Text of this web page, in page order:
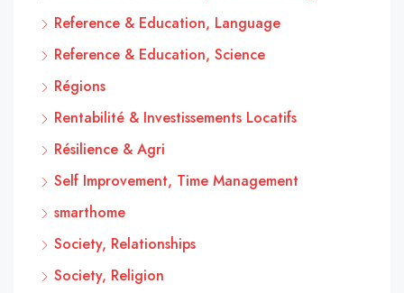
Reference & Education, Language
Reference & Education, Science
Régions
Rentabilité & Investissements Locatifs
Résilience & Agri
Self Improvement, Time Management
smarthome
Society, Relationships
Society, Religion